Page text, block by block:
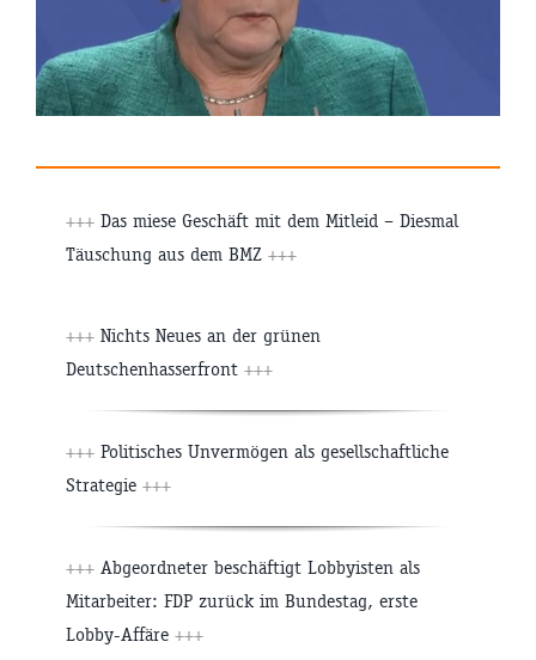
+++ Das miese Geschäft mit dem Mitleid – Diesmal
Täuschung aus dem BMZ +++
+++ Nichts Neues an der grünen
Deutschenhasserfront +++
+++ Politisches Unvermögen als gesellschaftliche
Strategie +++
+++ Abgeordneter beschäftigt Lobbyisten als
Mitarbeiter: FDP zurück im Bundestag, erste
Lobby-Affäre +++